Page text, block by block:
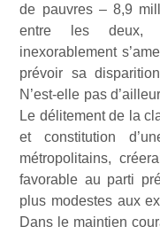
de pauvres – 8,9
entre les deux,
inexorablement
prévoir sa
N’est-elle pas
Le délitement de la
et constitution
métropolitains,
favorable au parti
plus modestes aux
Dans le maintien